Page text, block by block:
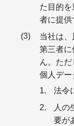
た目的
者に提供
当社は、
第三者に
ん。た
個人デー
法令
人の
要が